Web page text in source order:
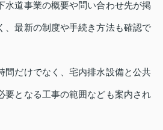
水道事業の概要や問い合わせ先が掲
、最新の制度や手続き方法も確認で
間だけでなく、宅内排水設備と公共
要となる工事の範囲なども案内され